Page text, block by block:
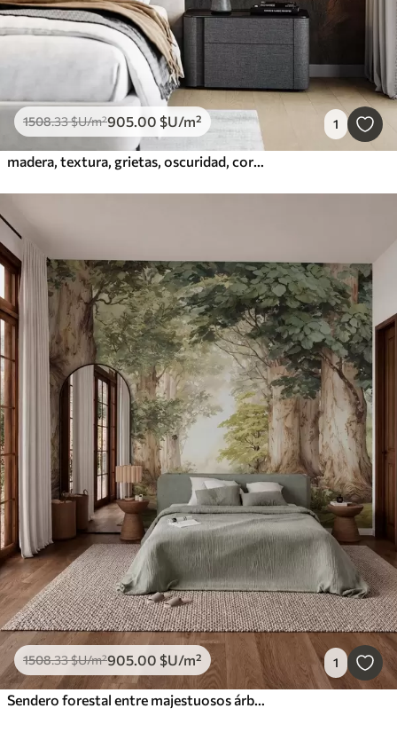
1508.33$U/m²905.00 $U/m² 1
madera, textura, grietas, oscuridad, corteza, superficie
1508.33$U/m²905.00 $U/m² 1
Sendero forestal entre majestuosos árboles en estilo acuarela